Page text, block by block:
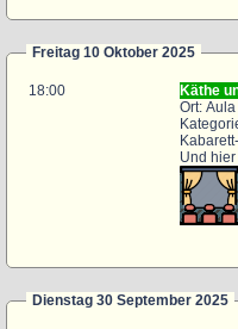
Freitag 10 Oktober 2025
18:00
Käthe
Ort:
Und
Dienstag 30 September 2025